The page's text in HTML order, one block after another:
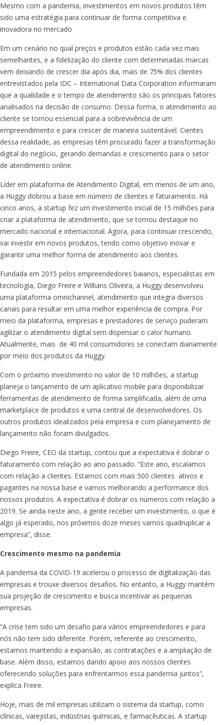
Mesmo com a pandemia, investimentos em novos produtos têm
sido uma estratégia para continuar de forma competitiva e
inovadora no mercado
Em um cenário no qual preços e produtos estão cada vez mais
semelhantes, e a fidelização do cliente com determinadas marcas
vem deixando de crescer dia após dia, mais de 75% dos clientes
entrevistados pela IDC – International Data Corporation informaram
que a qualidade e o tempo de atendimento são os principais fatores
analisados na decisão de consumo. Dessa forma, o atendimento ao
cliente se tornou essencial para a sobrevivência de um
empreendimento e para crescer de maneira sustentável. Cientes
dessa realidade, as empresas têm procurado fazer a transformação
digital do negócio, gerando demandas e crescimento para o setor
de atendimento online.
Líder em plataforma de Atendimento Digital, em menos de um ano,
a Huggy dobrou a base em número de clientes e faturamento. Há
cinco anos, a startup fez um investimento inicial de 15 milhões para
criar a plataforma de atendimento, que se tornou destaque no
mercado nacional e internacional. Agora, para continuar crescendo,
vai investir em novos produtos, tendo como objetivo inovar e
garantir uma melhor forma de atendimento aos clientes.
Fundada em 2015 pelos empreendedores baianos, especialistas em
tecnologia, Diego Freire e Willians Oliveira, a Huggy desenvolveu
uma plataforma omnichannel, atendimento que integra diversos
canais para resultar em uma melhor experiência de compra. Por
meio da plataforma, empresas e prestadores de serviço puderam
agilizar o atendimento digital sem dispensar o calor humano.
Atualmente, mais de 40 mil consumidores se conectam diariamente
por meio dos produtos da Huggy.
Com o próximo investimento no valor de 10 milhões, a startup
planeja o lançamento de um aplicativo mobile para disponibilizar
ferramentas de atendimento de forma simplificada, além de uma
marketplace de produtos e uma central de desenvolvedores. Os
outros produtos idealizados pela empresa e com planejamento de
lançamento não foram divulgados.
Diego Freire, CEO da startup, contou que a expectativa é dobrar o
faturamento com relação ao ano passado. “Este ano, escalamos
com relação a clientes. Estamos com mais 500 clientes ativos e
pagantes na nossa base e vamos melhorando a performance dos
nossos produtos. A expectativa é dobrar os números com relação a
2019. Se ainda neste ano, a gente receber um investimento, o que é
algo já esperado, nos próximos doze meses vamos quadruplicar a
empresa”, disse.
Crescimento mesmo na pandemia
A pandemia da COVID-19 acelerou o processo de digitalização das
empresas e trouxe diversos desafios. No entanto, a Huggy mantém
sua projeção de crescimento e busca incentivar as pequenas
empresas.
“A crise tem sido um desafio para vários empreendedores e para
nós não tem sido diferente. Porém, referente ao crescimento,
estamos mantendo a expansão, as contratações e a ampliação de
base. Além disso, estamos dando apoio aos nossos clientes
oferecendo soluções para enfrentarmos essa pandemia juntos”,
explica Freire.
Hoje, mais de mil empresas utilizam o sistema da startup, como
clínicas, varejistas, indústrias químicas, e farmacêuticas. A startup